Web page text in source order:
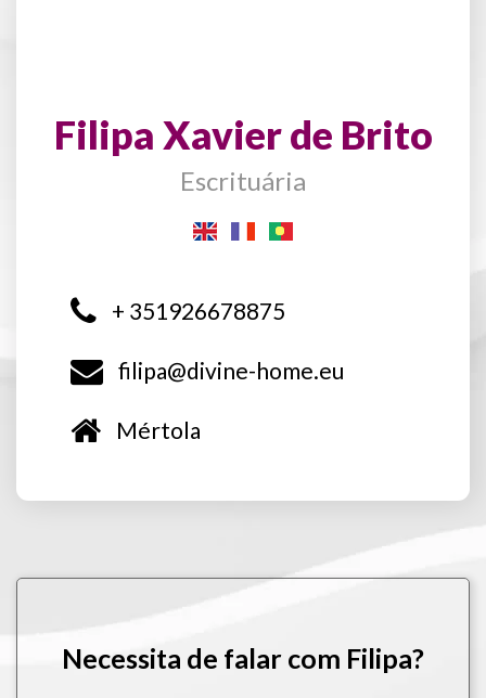
Filipa Xavier de Brito
Escrituária
+ 351926678875
filipa@divine-home.eu
Mértola
Necessita de falar com Filipa?